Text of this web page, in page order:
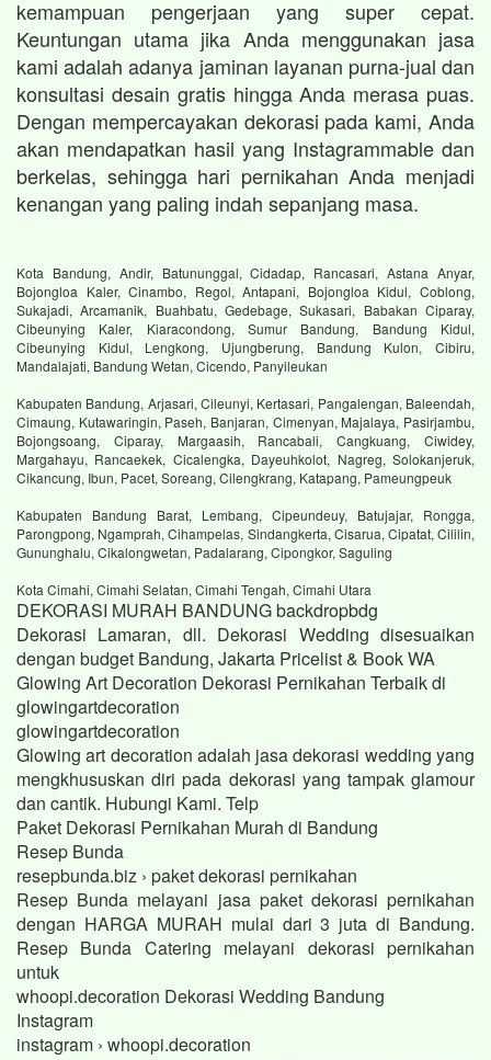
kemampuan pengerjaan yang super cepat.
Keuntungan utama jika Anda menggunakan jasa
kami adalah adanya jaminan layanan purna-jual dan
konsultasi desain gratis hingga Anda merasa puas.
Dengan mempercayakan dekorasi pada kami, Anda
akan mendapatkan hasil yang Instagrammable dan
berkelas, sehingga hari pernikahan Anda menjadi
kenangan yang paling indah sepanjang masa.
Kota Bandung, Andir, Batununggal, Cidadap, Rancasari, Astana Anyar,
Bojongloa Kaler, Cinambo, Regol, Antapani, Bojongloa Kidul, Coblong,
Sukajadi, Arcamanik, Buahbatu, Gedebage, Sukasari, Babakan Ciparay,
Cibeunying Kaler, Kiaracondong, Sumur Bandung, Bandung Kidul,
Cibeunying Kidul, Lengkong, Ujungberung, Bandung Kulon, Cibiru,
Mandalajati, Bandung Wetan, Cicendo, Panyileukan
Kabupaten Bandung, Arjasari, Cileunyi, Kertasari, Pangalengan, Baleendah,
Cimaung, Kutawaringin, Paseh, Banjaran, Cimenyan, Majalaya, Pasirjambu,
Bojongsoang, Ciparay, Margaasih, Rancabali, Cangkuang, Ciwidey,
Margahayu, Rancaekek, Cicalengka, Dayeuhkolot, Nagreg, Solokanjeruk,
Cikancung, Ibun, Pacet, Soreang, Cilengkrang, Katapang, Pameungpeuk
Kabupaten Bandung Barat, Lembang, Cipeundeuy, Batujajar, Rongga,
Parongpong, Ngamprah, Cihampelas, Sindangkerta, Cisarua, Cipatat, Cililin,
Gununghalu, Cikalongwetan, Padalarang, Cipongkor, Saguling
Kota Cimahi, Cimahi Selatan, Cimahi Tengah, Cimahi Utara
DEKORASI MURAH BANDUNG backdropbdg
Dekorasi Lamaran, dll. Dekorasi Wedding disesuaikan
dengan budget Bandung, Jakarta Pricelist & Book WA
Glowing Art Decoration Dekorasi Pernikahan Terbaik di
glowingartdecoration
glowingartdecoration
Glowing art decoration adalah jasa dekorasi wedding yang
mengkhususkan diri pada dekorasi yang tampak glamour
dan cantik. Hubungi Kami. Telp
Paket Dekorasi Pernikahan Murah di Bandung
Resep Bunda
resepbunda.biz › paket dekorasi pernikahan
Resep Bunda melayani jasa paket dekorasi pernikahan
dengan HARGA MURAH mulai dari 3 juta di Bandung.
Resep Bunda Catering melayani dekorasi pernikahan
untuk
whoopi.decoration Dekorasi Wedding Bandung
Instagram
instagram › whoopi.decoration